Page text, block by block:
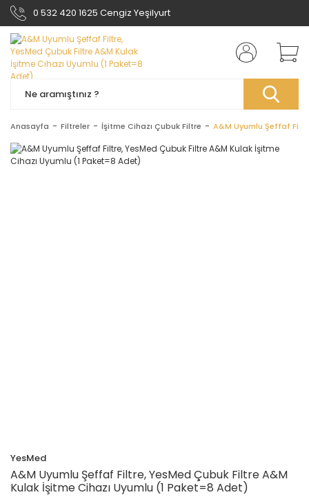
0 532 420 1625 Cengiz Yeşilyurt
Anasayfa Filtreler İşitme Cihazı Çubuk Filtre A&M Uyumlu Şeffaf
YesMed
A&M Uyumlu Şeffaf Filtre, YesMed Çubuk Filtre A&M
Kulak İşitme Cihazı Uyumlu (1 Paket=8 Adet)